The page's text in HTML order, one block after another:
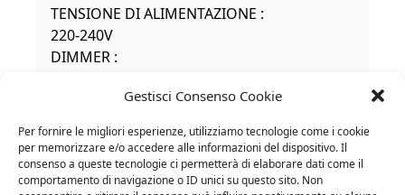
Gestisci Consenso Cookie
Per fornire le migliori esperienze, utilizziamo tecnologie come i cookie
per memorizzare e/o accedere alle informazioni del dispositivo. Il
consenso a queste tecnologie ci permetterà di elaborare dati come il
comportamento di navigazione o ID unici su questo sito. Non
TENSIONE DI ALIMENTAZIONE :
220-240V
DIMMER :
20